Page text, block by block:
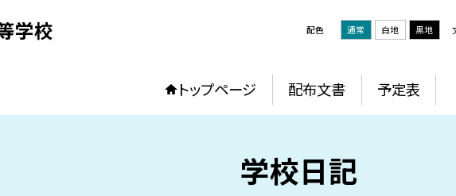
学校 配色 通常 白地 黒地
トップページ 配布文書 予定表
学校日記